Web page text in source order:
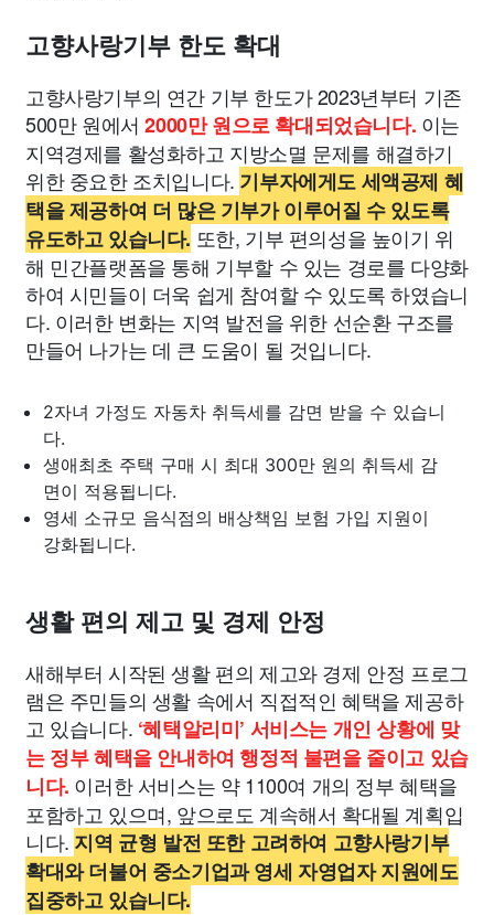
고향사랑기부 한도 확대
고향사랑기부의 연간 기부 한도가 2023년부터 기존
500만 원에서2000만 원으로 확대되었습니다. 이는
지역경제를 활성화하고 지방소멸 문제를 해결하기
위한 중요한 조치입니다. 기부자에게도 세액공제 혜
택을 제공하여 더 많은 기부가 이루어질 수 있도록
유도하고 있습니다. 또한, 기부 편의성을 높이기 위
해 민간플랫폼을 통해 기부할 수 있는 경로를 다양화
하여 시민들이 더욱 쉽게 참여할 수 있도록 하였습니
다. 이러한 변화는 지역 발전을 위한 선순환 구조를
만들어 나가는 데 큰 도움이 될 것입니다.
2자녀 가정도 자동차 취득세를 감면 받을 수 있습니
다.
생애최초 주택 구매 시 최대 300만 원의 취득세 감
면이 적용됩니다.
영세 소규모 음식점의 배상책임 보험 가입 지원이
강화됩니다.
생활 편의 제고 및 경제 안정
새해부터 시작된 생활 편의 제고와 경제 안정 프로그
램은 주민들의 생활 속에서 직접적인 혜택을 제공하
고 있습니다. ‘혜택알리미’ 서비스는 개인 상황에 맞
는 정부 혜택을 안내하여 행정적 불편을 줄이고 있습
니다. 이러한 서비스는 약 1100여 개의 정부 혜택을
포함하고 있으며, 앞으로도 계속해서 확대될 계획입
니다. 지역 균형 발전 또한 고려하여 고향사랑기부
확대와 더불어 중소기업과 영세 자영업자 지원에도
집중하고 있습니다.